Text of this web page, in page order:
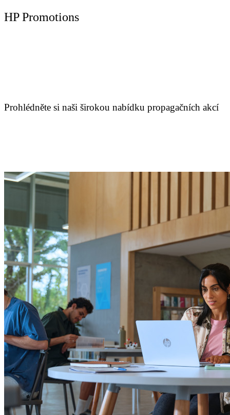
HP Promotions
Prohlédněte si naši širokou nabídku propagačních akcí